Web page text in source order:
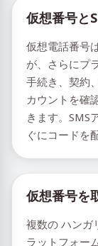
仮想番号と
仮想電話番号
が、さらにプ
手続き、契約
カウントを確
きます。SMS
ぐにコードを
仮想番号を
複数の ハンガ
ラットフォー